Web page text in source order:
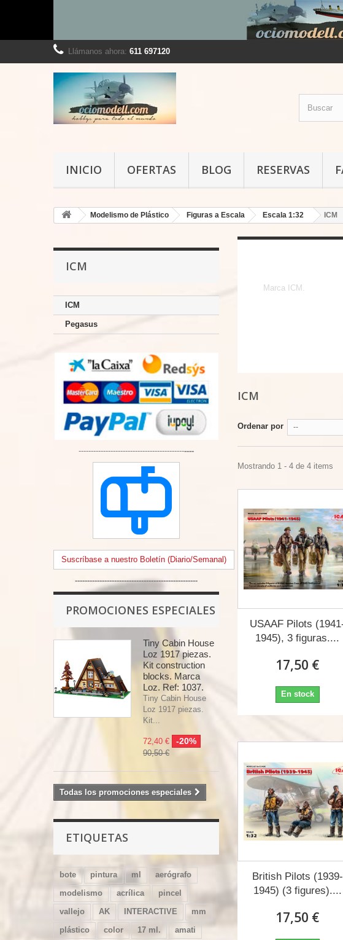
Llámanos ahora: 611 697120
INICIO OFERTAS BLOG RESERVAS
Modelismo de Plástico Figuras a Escala Escala 1:32 ICM
ICM
ICM
Pegasus
-----------------------------------------------
Suscríbase a nuestro Boletín (Diario/Semanal)
--------------------------------------------------
PROMOCIONES ESPECIALES
Tiny Cabin House
Loz 1917 piezas.
Kit construction
blocks. Marca
Loz. Ref: 1037.
Tiny Cabin House
Loz 1917 piezas.
Kit...
72,40 € -20%
90,50 €
Todas los promociones especiales
ETIQUETAS
bote pintura ml
aerógrafo
modelismo
acrílica
pincel
vallejo
AK INTERACTIVE
mm
plástico
color 17 ml.
amati
Marca ICM.
ICM
Ordenar por --
Mostrando 1 - 4 de 4 items
USAAF Pilots
1945), 3 figuras....
17,50 €
En stock
British Pilots (1939-
1945) (3 figures)....
17,50 €